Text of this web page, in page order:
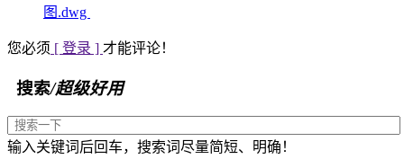
图.dwg
您必须 [ 登录 ] 才能评论！
搜索/超级好用
输入关键词后回车，搜索词尽量简短、明确！